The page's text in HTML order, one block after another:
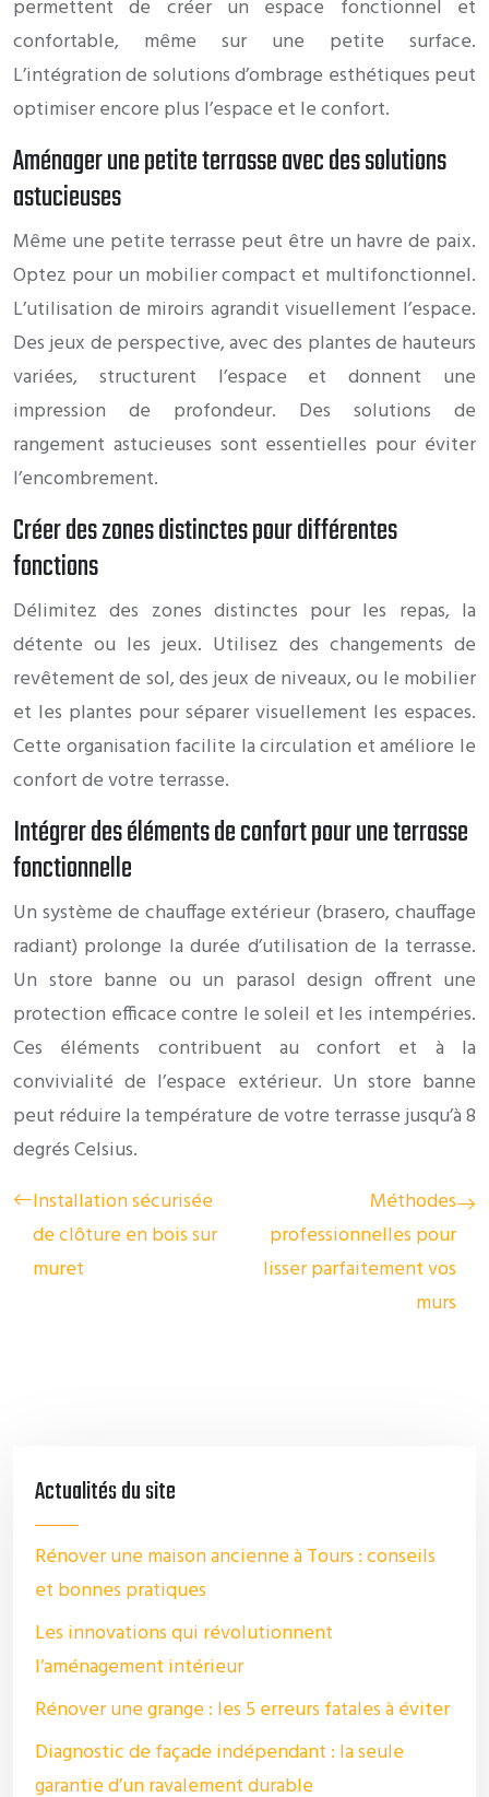
permettent de créer un espace fonctionnel et
confortable, même sur une petite surface.
L’intégration de solutions d’ombrage esthétiques peut
optimiser encore plus l’espace et le confort.
Aménager une petite terrasse avec des solutions
astucieuses
Même une petite terrasse peut être un havre de paix.
Optez pour un mobilier compact et multifonctionnel.
L’utilisation de miroirs agrandit visuellement l’espace.
Des jeux de perspective, avec des plantes de hauteurs
variées, structurent l’espace et donnent une
impression de profondeur. Des solutions de
rangement astucieuses sont essentielles pour éviter
l’encombrement.
Créer des zones distinctes pour différentes
fonctions
Délimitez des zones distinctes pour les repas, la
détente ou les jeux. Utilisez des changements de
revêtement de sol, des jeux de niveaux, ou le mobilier
et les plantes pour séparer visuellement les espaces.
Cette organisation facilite la circulation et améliore le
confort de votre terrasse.
Intégrer des éléments de confort pour une terrasse
fonctionnelle
Un système de chauffage extérieur (brasero, chauffage
radiant) prolonge la durée d’utilisation de la terrasse.
Un store banne ou un parasol design offrent une
protection efficace contre le soleil et les intempéries.
Ces éléments contribuent au confort et à la
convivialité de l’espace extérieur. Un store banne
peut réduire la température de votre terrasse jusqu’à 8
degrés Celsius.
Installation sécurisée
de clôture en bois sur
muret
Méthodes
professionnelles pour
lisser parfaitement vos
murs
Actualités du site
Rénover une maison ancienne à Tours : conseils
et bonnes pratiques
Les innovations qui révolutionnent
l’aménagement intérieur
Rénover une grange : les 5 erreurs fatales à éviter
Diagnostic de façade indépendant : la seule
garantie d’un ravalement durable